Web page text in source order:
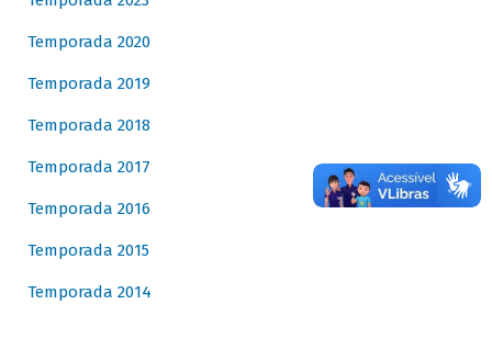
Temporada 2020
Temporada 2019
Temporada 2018
Temporada 2017
Temporada 2016
Temporada 2015
Temporada 2014